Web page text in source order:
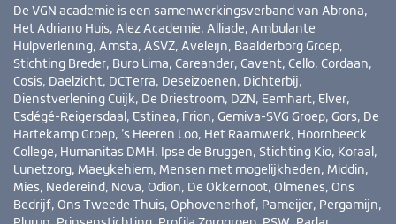
De VGN academie is een samenwerkingsverband van Abrona,
Het Adriano Huis, Alez Academie, Alliade, Ambulante
Hulpverlening, Amsta, ASVZ, Aveleijn, Baalderborg Groep,
Stichting Breder, Buro Lima, Careander, Cavent, Cello, Cordaan,
Cosis, Daelzicht, DCTerra, Deseizoenen, Dichterbij,
Dienstverlening Cuijk, De Driestroom, DZN, Eemhart, Elver,
Esdégé-Reigersdaal, Estinea, Frion, Gemiva-SVG Groep, Gors, De
Hartekamp Groep, ’s Heeren Loo, Het Raamwerk, Hoornbeeck
College, Humanitas DMH, Ipse de Bruggen, Stichting Kio, Koraal,
Lunetzorg, Maeykehiem, Mensen met mogelijkheden, Middin,
Mies, Nedereind, Nova, Odion, De Okkernoot, Olmenes, Ons
Bedrijf, Ons Tweede Thuis, Ophovenerhof, Pameijer, Pergamijn,